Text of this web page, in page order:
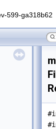
599-ga318b62